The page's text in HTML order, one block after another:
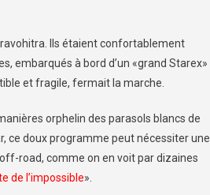
Ils étaient confortablement
embarqués à bord d’un «grand Starex»
et fragile, fermait la marche.
orphelin des parasols blancs de
ce doux programme peut nécessiter une
road, comme on en voit par dizaines
de l’impossible».